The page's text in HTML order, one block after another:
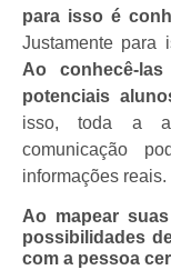
para isso é
Justamente para
Ao conhecê-
potenciais
isso, toda a
comunicação
informações reais.
Ao mapear
possibilidades
com a pessoa